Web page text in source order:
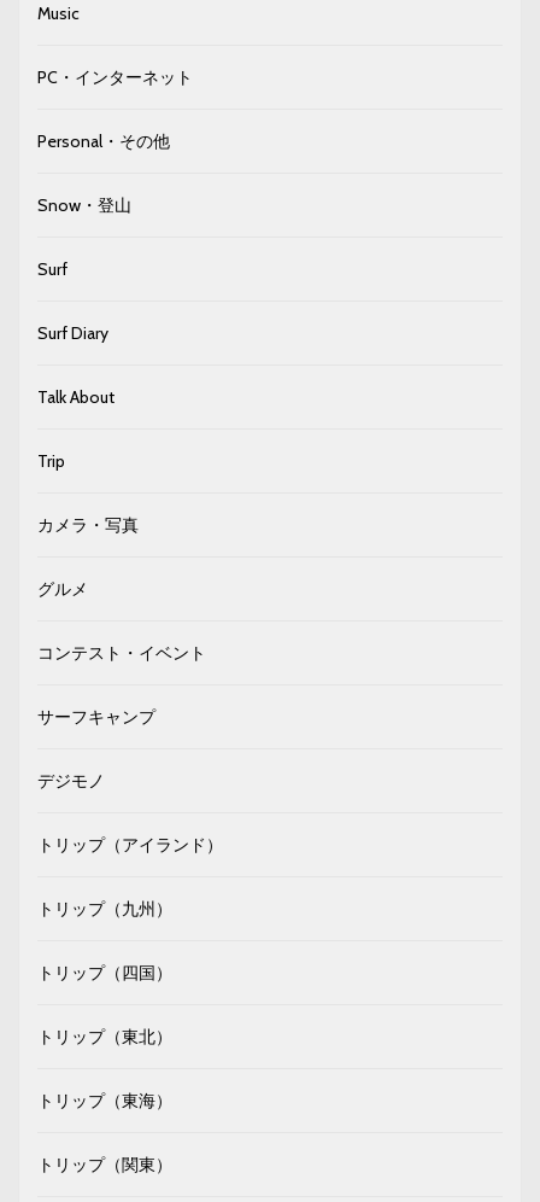
Music
PC・インターネット
Personal・その他
Snow・登山
Surf
Surf Diary
Talk About
Trip
カメラ・写真
グルメ
コンテスト・イベント
サーフキャンプ
デジモノ
トリップ（アイランド）
トリップ（九州）
トリップ（四国）
トリップ（東北）
トリップ（東海）
トリップ（関東）